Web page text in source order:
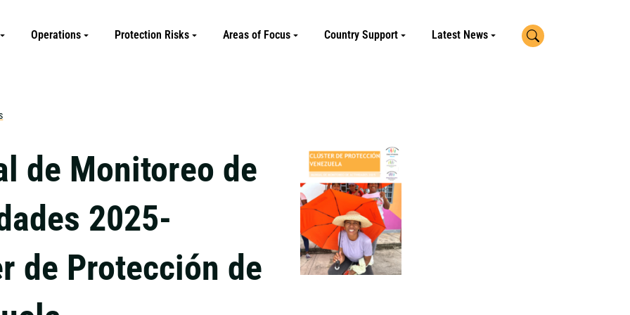
Operations Protection Risks Areas of Focus Country Support Latest News Search
de Monitoreo de
2025-
de Protección de